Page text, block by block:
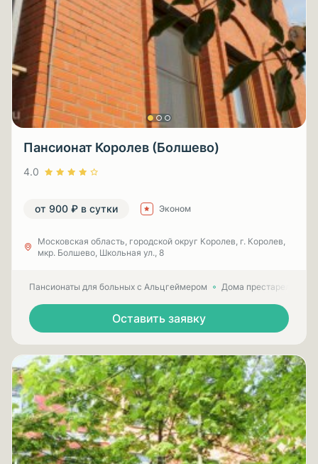
Пансионат Королев (Болшево)
4.0
от 900 ₽ в сутки Эконом
Московская область, городской округ Королев, г. Королев,
мкр. Болшево, Школьная ул., 8
Пансионаты для больных с Альцгеймером Дома престарелых
Оставить заявку